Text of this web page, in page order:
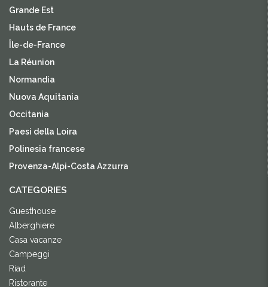
Grande Est
Hauts de France
Île-de-France
La Réunion
Normandia
Nuova Aquitania
Occitania
Paesi della Loira
Polinesia francese
Provenza-Alpi-Costa Azzurra
CATEGORIES
Guesthouse
Alberghiere
Casa vacanze
Campeggi
Riad
Ristorante